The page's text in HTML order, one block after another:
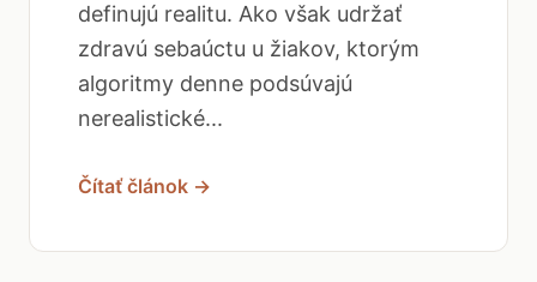
definujú realitu. Ako však udržať
zdravú sebaúctu u žiakov, ktorým
algoritmy denne podsúvajú
nerealistické...
Čítať článok →